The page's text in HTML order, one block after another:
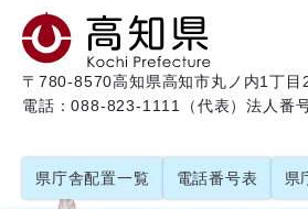
〒780-8570高知県高知市丸ノ内1丁目
電話：088-823-1111（代表）法人番
県庁舎配置一覧 電話番号表 県